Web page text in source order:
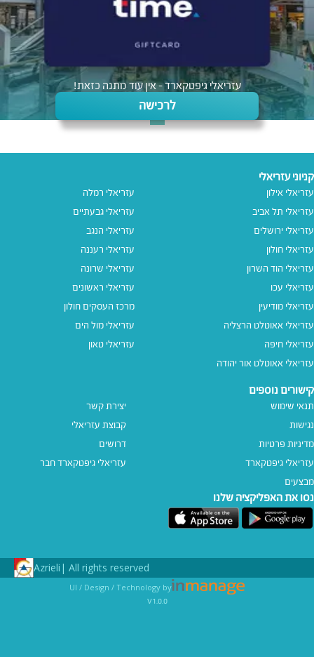
עזריאלי גיפטקארד - אין עוד מתנה כזאת!
לרכישה
קניוני עזריאלי
עזריאלי אילון
עזריאלי תל אביב
עזריאלי ירושלים
עזריאלי חולון
עזריאלי הוד השרון
עזריאלי עכו
עזריאלי מודיעין
עזריאלי אאוטלט הרצליה
עזריאלי חיפה
עזריאלי אאוטלט אור יהודה
עזריאלי רמלה
עזריאלי גבעתיים
עזריאלי הנגב
עזריאלי רעננה
עזריאלי שרונה
עזריאלי ראשונים
מרכז העסקים חולון
עזריאלי מול הים
עזריאלי טאון
קישורים נוספים
תנאי שימוש
נגישות
מדיניות פרטיות
עזריאלי גיפטקארד
מבצעים
יצירת קשר
קבוצת עזריאלי
דרושים
עזריאלי גיפטקארד חבר‎
נסו את האפליקציה שלנו
All rights reserved |
Azrieli
UI / Design / Technology by
v1.0.0